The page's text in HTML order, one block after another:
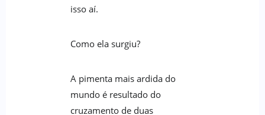
isso aí.
Como ela surgiu?
A pimenta mais ardida do
mundo é resultado do
cruzamento de duas